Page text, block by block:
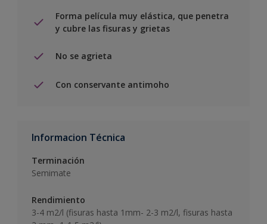
Forma película muy elástica, que penetra
y cubre las fisuras y grietas
No se agrieta
Con conservante antimoho
Informacion Técnica
Terminación
Semimate
Rendimiento
3-4 m2/l (fisuras hasta 1mm- 2-3 m2/l, fisuras hasta